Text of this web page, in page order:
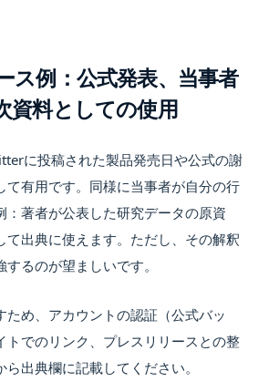
ス例：公式発表、当事者
資料としての使用
に投稿された製品発売日や公式の謝
て有用です。同様に当事者が自分の行
：著者が公表した研究データの原資
て出典に使えます。ただし、その解釈
るのが望ましいです。
ため、アカウントの認証（公式バッ
トでのリンク、プレスリリースとの整
出典欄に記載してください。